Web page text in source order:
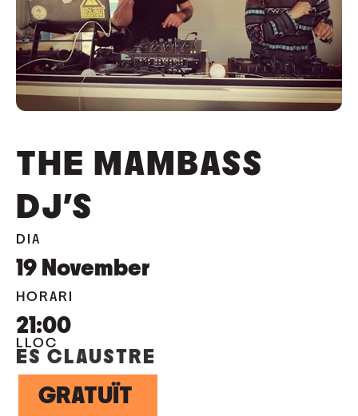
THE MAMBASS
DJ’S
DIA
19 November
HORARI
21:00
LLOC
ES CLAUSTRE
GRATUÏT